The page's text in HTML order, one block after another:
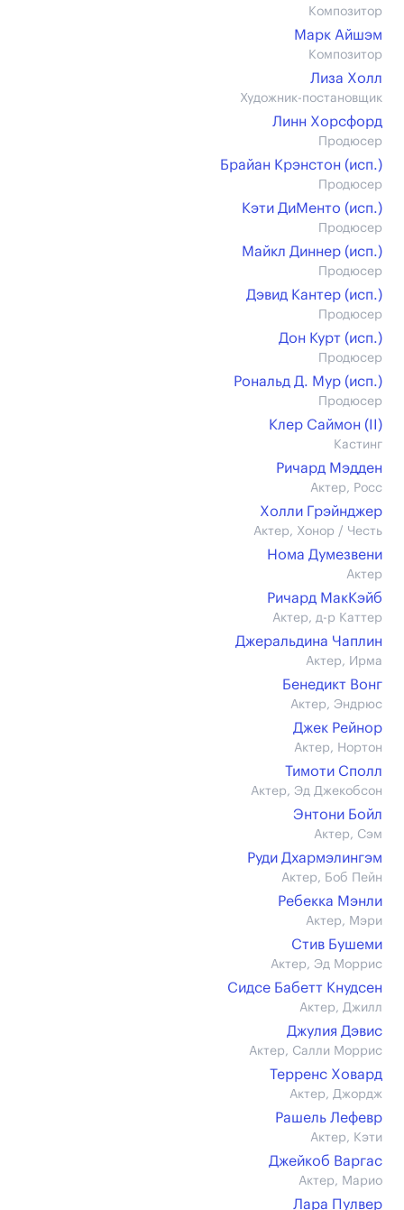
Композитор
Марк Айшэм
Композитор
Лиза Холл
Художник-постановщик
Линн Хорсфорд
Продюсер
Брайан Крэнстон (иcп.)
Продюсер
Кэти ДиМенто (иcп.)
Продюсер
Майкл Диннер (иcп.)
Продюсер
Дэвид Кантер (иcп.)
Продюсер
Дон Курт (иcп.)
Продюсер
Рональд Д. Мур (иcп.)
Продюсер
Клер Саймон (II)
Кастинг
Ричард Мэдден
Актер, Росс
Холли Грэйнджер
Актер, Хонор / Честь
Нома Думезвени
Актер
Ричард МакКэйб
Актер, д-р Каттер
Джеральдина Чаплин
Актер, Ирма
Бенедикт Вонг
Актер, Эндрюс
Джек Рейнор
Актер, Нортон
Тимоти Сполл
Актер, Эд Джекобсон
Энтони Бойл
Актер, Сэм
Руди Дхармэлингэм
Актер, Боб Пейн
Ребекка Мэнли
Актер, Мэри
Стив Бушеми
Актер, Эд Моррис
Сидсе Бабетт Кнудсен
Актер, Джилл
Джулия Дэвис
Актер, Салли Моррис
Терренс Ховард
Актер, Джордж
Рашель Лефевр
Актер, Кэти
Джейкоб Варгас
Актер, Марио
Лара Пулвер